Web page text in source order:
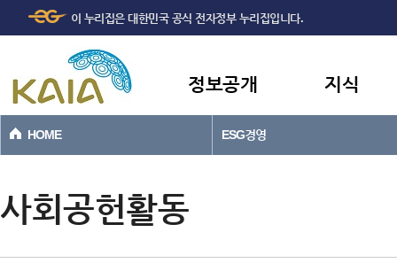
본문바로가기
이 누리집은 대한민국 공식 전자정부 누리집입니다.
정보공개 지식
HOME ESG경영
사회공헌활동